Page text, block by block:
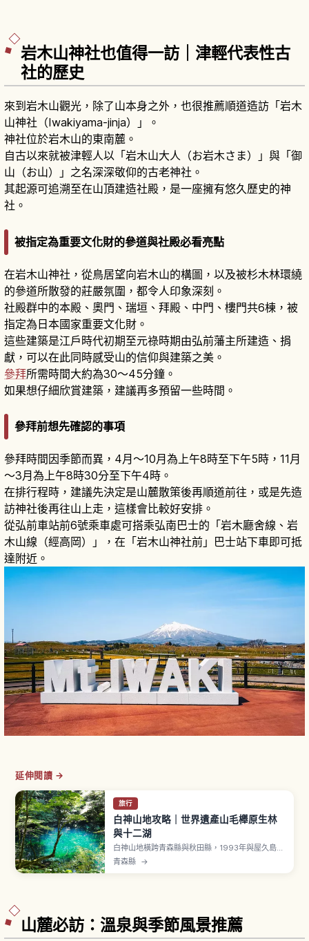
岩木山神社也值得一訪｜津輕代表性古
社的歷史
來到岩木山觀光，除了山本身之外，也很推薦順道造訪「岩木
山神社（Iwakiyama-jinja）」。
神社位於岩木山的東南麓。
自古以來就被津輕人以「岩木山大人（お岩木さま）」與「御
山（お山）」之名深深敬仰的古老神社。
其起源可追溯至在山頂建造社殿，是一座擁有悠久歷史的神
社。
被指定為重要文化財的參道與社殿必看亮點
在岩木山神社，從鳥居望向岩木山的構圖，以及被杉木林環繞
的參道所散發的莊嚴氛圍，都令人印象深刻。
社殿群中的本殿、奧門、瑞垣、拜殿、中門、樓門共6棟，被
指定為日本國家重要文化財。
這些建築是江戶時代初期至元祿時期由弘前藩主所建造、捐
獻，可以在此同時感受山的信仰與建築之美。
參拜所需時間大約為30～45分鐘。
如果想仔細欣賞建築，建議再多預留一些時間。
參拜前想先確認的事項
參拜時間因季節而異，4月～10月為上午8時至下午5時，11月
～3月為上午8時30分至下午4時。
在排行程時，建議先決定是山麓散策後再順道前往，或是先造
訪神社後再往山上走，這樣會比較好安排。
從弘前車站前6號乘車處可搭乘弘南巴士的「岩木廳舍線、岩
木山線（經高岡）」，在「岩木山神社前」巴士站下車即可抵
達附近。
延伸閱讀 →
旅行
白神山地攻略｜世界遺產山毛櫸原生林
與十二湖
白神山地橫跨青森縣與秋田縣，1993年與屋久島一
同成為日本首批登錄 UNESCO 世界自然遺產。涵
青森縣 →
山麓必訪：溫泉與季節風景推薦